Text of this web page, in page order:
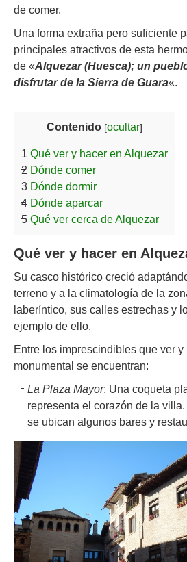
de comer.
Una forma extraña pero suficiente
principales atractivos de esta
de «Alquezar (Huesca); un
disfrutar de la Sierra de Guara«.
Contenido [ocultar]
1 Qué ver y hacer en Alquezar
2 Dónde comer
3 Dónde dormir
4 Dónde aparcar
5 Qué ver cerca de Alquezar
Qué ver y hacer en
Su casco histórico creció
terreno y a la climatología de la
laberíntico, sus calles estrechas y
ejemplo de ello.
Entre los imprescindibles que ver y
monumental se encuentran:
La Plaza Mayor: Una coqueta
representa el corazón de la
se ubican algunos bares y